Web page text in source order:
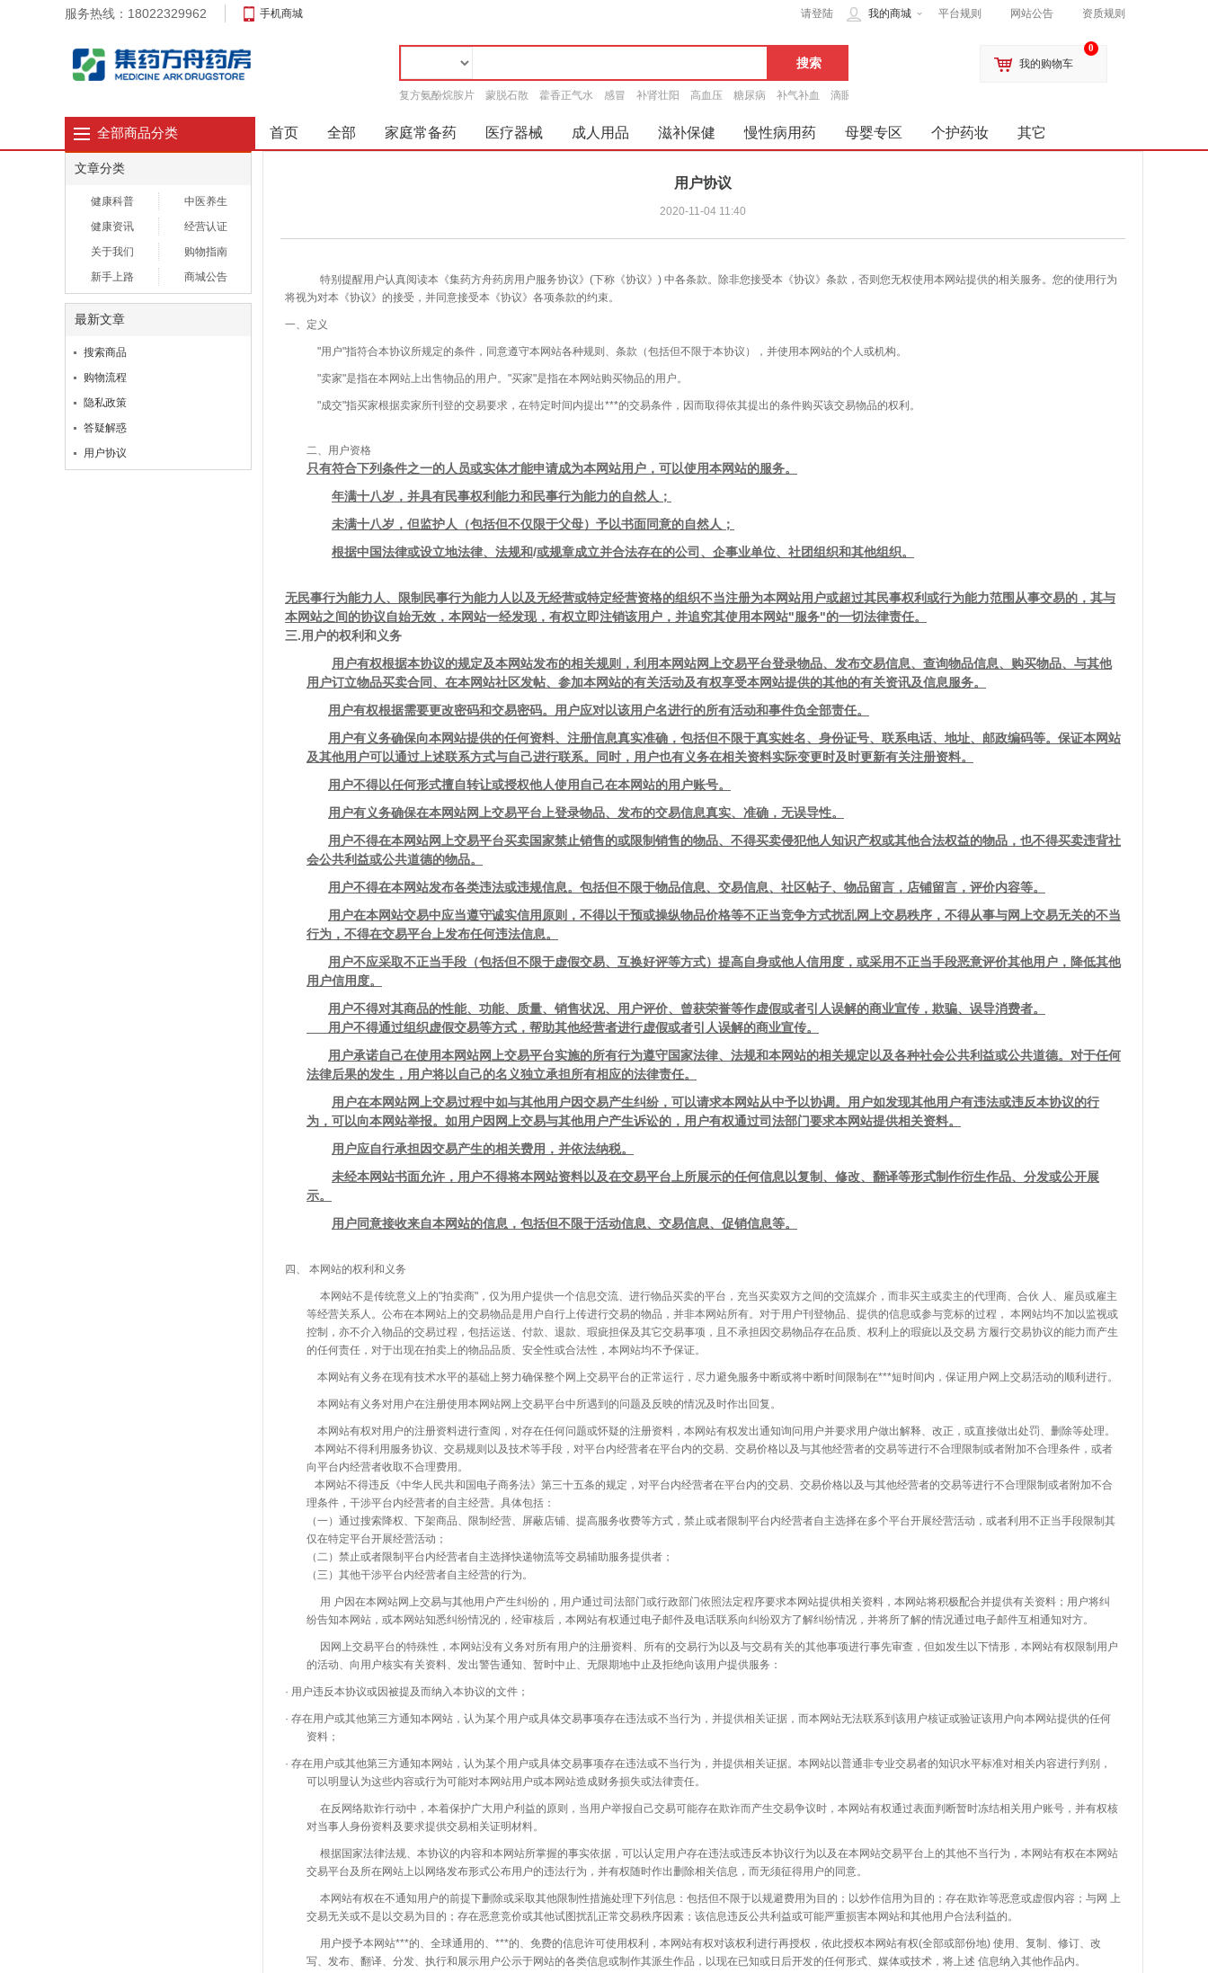
服务热线：18022329962 手机商城 资质规则
网站公告
平台规则
我的商城
请登陆
复方氨酚烷胺片 蒙脱石散 藿香正气水 感冒 补肾壮阳 高血压 糖尿病 补气补血 滴眼液
0
我的购物车
全部商品分类 首页 全部 家庭常备药 医疗器械 成人用品 滋补保健 慢性病用药 母婴专区 个护药妆 其它
文章分类
健康科普
中医养生
健康资讯
经营认证
关于我们
购物指南
新手上路
商城公告
最新文章
搜索商品
购物流程
隐私政策
答疑解惑
用户协议
用户协议
2020-11-04 11:40
特别提醒用户认真阅读本《集药方舟药房用户服务协议》 (下称《协议》) 中各条款。除非您接受本《协议》条款，否则您无权使用本网站提供的相关服务。您的使用行为
将视为对本《协议》的接受，并同意接受本《协议》各项条款的约束。
一、定义
"用户"指符合本协议所规定的条件，同意遵守本网站各种规则、条款（包括但不限于本协议），并使用本网站的个人或机构。
"卖家"是指在本网站上出售物品的用户。"买家"是指在本网站购买物品的用户。
"成交"指买家根据卖家所刊登的交易要求，在特定时间内提出***的交易条件，因而取得依其提出的条件购买该交易物品的权利。
二、用户资格
只有符合下列条件之一的人员或实体才能申请成为本网站用户，可以使用本网站的服务。
年满十八岁，并具有民事权利能力和民事行为能力的自然人；
未满十八岁，但监护人（包括但不仅限于父母）予以书面同意的自然人；
根据中国法律或设立地法律、法规和/或规章成立并合法存在的公司、企事业单位、社团组织和其他组织。
无民事行为能力人、限制民事行为能力人以及无经营或特定经营资格的组织不当注册为本网站用户或超过其民事权利或行为能力范围从事交易的，其与
本网站之间的协议自始无效，本网站一经发现，有权立即注销该用户，并追究其使用本网站"服务"的一切法律责任。
三.用户的权利和义务
用户有权根据本协议的规定及本网站发布的相关规则，利用本网站网上交易平台登录物品、发布交易信息、查询物品信息、购买物品、与其他
用户订立物品买卖合同、在本网站社区发帖、参加本网站的有关活动及有权享受本网站提供的其他的有关资讯及信息服务。
用户有权根据需要更改密码和交易密码。用户应对以该用户名进行的所有活动和事件负全部责任。
用户有义务确保向本网站提供的任何资料、注册信息真实准确，包括但不限于真实姓名、身份证号、联系电话、地址、邮政编码等。保证本网站
及其他用户可以通过上述联系方式与自己进行联系。同时，用户也有义务在相关资料实际变更时及时更新有关注册资料。
用户不得以任何形式擅自转让或授权他人使用自己在本网站的用户账号。
用户有义务确保在本网站网上交易平台上登录物品、发布的交易信息真实、准确，无误导性。
用户不得在本网站网上交易平台买卖国家禁止销售的或限制销售的物品、不得买卖侵犯他人知识产权或其他合法权益的物品，也不得买卖违背社
会公共利益或公共道德的物品。
用户不得在本网站发布各类违法或违规信息。包括但不限于物品信息、交易信息、社区帖子、物品留言，店铺留言，评价内容等。
用户在本网站交易中应当遵守诚实信用原则，不得以干预或操纵物品价格等不正当竞争方式扰乱网上交易秩序，不得从事与网上交易无关的不当
行为，不得在交易平台上发布任何违法信息。
用户不应采取不正当手段（包括但不限于虚假交易、互换好评等方式）提高自身或他人信用度，或采用不正当手段恶意评价其他用户，降低其他
用户信用度。
用户不得对其商品的性能、功能、质量、销售状况、用户评价、曾获荣誉等作虚假或者引人误解的商业宣传，欺骗、误导消费者。
用户不得通过组织虚假交易等方式，帮助其他经营者进行虚假或者引人误解的商业宣传。
用户承诺自己在使用本网站网上交易平台实施的所有行为遵守国家法律、法规和本网站的相关规定以及各种社会公共利益或公共道德。对于任何
法律后果的发生，用户将以自己的名义独立承担所有相应的法律责任。
用户在本网站网上交易过程中如与其他用户因交易产生纠纷，可以请求本网站从中予以协调。用户如发现其他用户有违法或违反本协议的行
为，可以向本网站举报。如用户因网上交易与其他用户产生诉讼的，用户有权通过司法部门要求本网站提供相关资料。
用户应自行承担因交易产生的相关费用，并依法纳税。
未经本网站书面允许，用户不得将本网站资料以及在交易平台上所展示的任何信息以复制、修改、翻译等形式制作衍生作品、分发或公开展
示。
用户同意接收来自本网站的信息，包括但不限于活动信息、交易信息、促销信息等。
四、 本网站的权利和义务
本网站不是传统意义上的"拍卖商"，仅为用户提供一个信息交流、进行物品买卖的平台，充当买卖双方之间的交流媒介，而非买主或卖主的代理商、合伙 人、雇员或雇主
等经营关系人。公布在本网站上的交易物品是用户自行上传进行交易的物品，并非本网站所有。对于用户刊登物品、提供的信息或参与竞标的过程， 本网站均不加以监视或
控制，亦不介入物品的交易过程，包括运送、付款、退款、瑕疵担保及其它交易事项，且不承担因交易物品存在品质、权利上的瑕疵以及交易 方履行交易协议的能力而产生
的任何责任，对于出现在拍卖上的物品品质、安全性或合法性，本网站均不予保证。
本网站有义务在现有技术水平的基础上努力确保整个网上交易平台的正常运行，尽力避免服务中断或将中断时间限制在***短时间内，保证用户网上交易活动的顺利进行。
本网站有义务对用户在注册使用本网站网上交易平台中所遇到的问题及反映的情况及时作出回复。
本网站有权对用户的注册资料进行查阅，对存在任何问题或怀疑的注册资料，本网站有权发出通知询问用户并要求用户做出解释、改正，或直接做出处罚、删除等处理。
本网站不得利用服务协议、交易规则以及技术等手段，对平台内经营者在平台内的交易、交易价格以及与其他经营者的交易等进行不合理限制或者附加不合理条件，或者
向平台内经营者收取不合理费用。
本网站不得违反《中华人民共和国电子商务法》第三十五条的规定，对平台内经营者在平台内的交易、交易价格以及与其他经营者的交易等进行不合理限制或者附加不合
理条件，干涉平台内经营者的自主经营。具体包括：
（一）通过搜索降权、下架商品、限制经营、屏蔽店铺、提高服务收费等方式，禁止或者限制平台内经营者自主选择在多个平台开展经营活动，或者利用不正当手段限制其
仅在特定平台开展经营活动；
（二）禁止或者限制平台内经营者自主选择快递物流等交易辅助服务提供者；
（三）其他干涉平台内经营者自主经营的行为。
用 户因在本网站网上交易与其他用户产生纠纷的，用户通过司法部门或行政部门依照法定程序要求本网站提供相关资料，本网站将积极配合并提供有关资料；用户将纠
纷告知本网站，或本网站知悉纠纷情况的，经审核后，本网站有权通过电子邮件及电话联系向纠纷双方了解纠纷情况，并将所了解的情况通过电子邮件互相通知对方。
因网上交易平台的特殊性，本网站没有义务对所有用户的注册资料、所有的交易行为以及与交易有关的其他事项进行事先审查，但如发生以下情形，本网站有权限制用户
的活动、向用户核实有关资料、发出警告通知、暂时中止、无限期地中止及拒绝向该用户提供服务：
· 用户违反本协议或因被提及而纳入本协议的文件；
· 存在用户或其他第三方通知本网站，认为某个用户或具体交易事项存在违法或不当行为，并提供相关证据，而本网站无法联系到该用户核证或验证该用户向本网站提供的任何
资料；
· 存在用户或其他第三方通知本网站，认为某个用户或具体交易事项存在违法或不当行为，并提供相关证据。本网站以普通非专业交易者的知识水平标准对相关内容进行判别，
可以明显认为这些内容或行为可能对本网站用户或本网站造成财务损失或法律责任。
在反网络欺诈行动中，本着保护广大用户利益的原则，当用户举报自己交易可能存在欺诈而产生交易争议时，本网站有权通过表面判断暂时冻结相关用户账号，并有权核
对当事人身份资料及要求提供交易相关证明材料。
根据国家法律法规、本协议的内容和本网站所掌握的事实依据，可以认定用户存在违法或违反本协议行为以及在本网站交易平台上的其他不当行为，本网站有权在本网站
交易平台及所在网站上以网络发布形式公布用户的违法行为，并有权随时作出删除相关信息，而无须征得用户的同意。
本网站有权在不通知用户的前提下删除或采取其他限制性措施处理下列信息：包括但不限于以规避费用为目的；以炒作信用为目的；存在欺诈等恶意或虚假内容；与网 上
交易无关或不是以交易为目的；存在恶意竞价或其他试图扰乱正常交易秩序因素；该信息违反公共利益或可能严重损害本网站和其他用户合法利益的。
用 户授予本网站***的、全球通用的、***的、免费的信息许可使用权利，本网站有权对该权利进行再授权，依此授权本网站有权(全部或部份地) 使用、复制、修订、改
写、发布、翻译、分发、执行和展示用户公示于网站的各类信息或制作其派生作品，以现在已知或日后开发的任何形式、媒体或技术，将上述 信息纳入其他作品内。